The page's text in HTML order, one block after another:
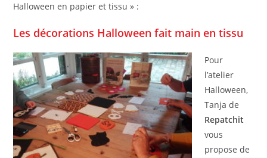
Halloween en papier et tissu » :
Les décorations Halloween fait main en tissu
Pour
l’atelier
Halloween,
Tanja de
Repatchit
vous
propose de